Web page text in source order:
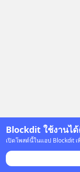
Blockdit ใช้งานไ
เปิดโพสต์นี้ในแอป Blockdit